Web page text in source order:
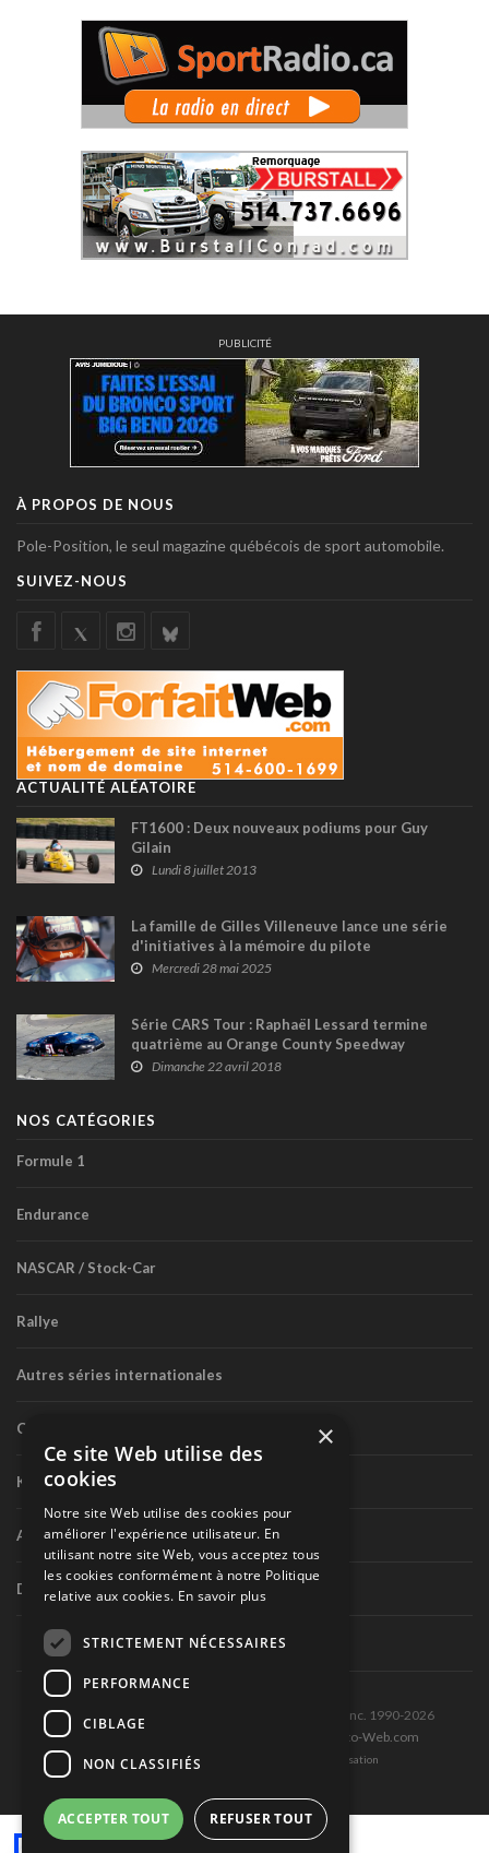
PUBLICITÉ
À PROPOS DE NOUS
Pole-Position, le seul magazine québécois de sport automobile.
SUIVEZ-NOUS
ACTUALITÉ ALÉATOIRE
FT1600 : Deux nouveaux podiums pour Guy
Gilain
Lundi 8 juillet 2013
La famille de Gilles Villeneuve lance une série
d'initiatives à la mémoire du pilote
Mercredi 28 mai 2025
Série CARS Tour : Raphaël Lessard termine
quatrième au Orange County Speedway
Dimanche 22 avril 2018
NOS CATÉGORIES
Formule 1
Endurance
NASCAR / Stock-Car
Rallye
Autres séries internationales
Circuit routier canadien
Karting
Autres séries nationales
Divers
Tous droits réservés © Les Éditions Pole-Position inc. 1990-2026
Ce site est produit et hébergé par Montréal-Photo-Web.com
Politique de confidentialité et Conditions d’utilisation
×
Ce site Web utilise des
cookies
Notre site Web utilise des cookies pour
améliorer l'expérience utilisateur. En
utilisant notre site Web, vous acceptez tous
les cookies conformément à notre Politique
relative aux cookies. En savoir plus
STRICTEMENT NÉCESSAIRES
PERFORMANCE
CIBLAGE
NON CLASSIFIÉS
ACCEPTER TOUT REFUSER TOUT